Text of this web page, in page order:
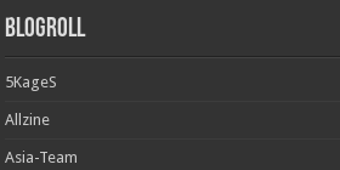
Blogroll
5KageS
Allzine
Asia-Team